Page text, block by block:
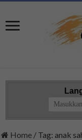
Home / Tag:anak